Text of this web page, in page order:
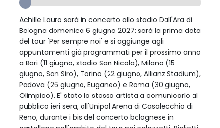
Achille Lauro sarà in concerto allo stadio Dall'Ara di
Bologna domenica 6 giugno 2027: sarà la prima data
del tour 'Per sempre noi' e si aggiunge agli
appuntamenti già programmati per il prossimo anno
a Bari (11 giugno, stadio San Nicola), Milano (15
giugno, San Siro), Torino (22 giugno, Allianz Stadium),
Padova (26 giugno, Euganeo) e Roma (30 giugno,
Olimpico). E' stato lo stesso artista a comunicarlo al
pubblico ieri sera, all'Unipol Arena di Casalecchio di
Reno, durante i bis del concerto bolognese in